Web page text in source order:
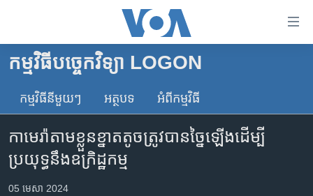
គេហទំព័រ​
ទាក់ទង
និង​
ចូល​
ទំព័រ​
កម្ពុជា
អន្តរជាតិ
ហេឡូវីអូអេ
កម្មវិធីបច្ចេកវិទ្យា LOGON
កម្មវិធី​នីមួយៗ អត្ថបទ​ អំពី​កម្មវិធី​
កាមេរ៉ា​តាម​ខ្លួន​​ខ្នាត​តូច​ត្រូវបាន​ច្នៃ​ឡើង​ដើម្បី​
ប្រយុទ្ធ​នឹង​ឧក្រិដ្ឋកម្ម
05 មេសា 2024